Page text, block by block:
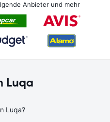
Anbieter und mehr
Luqa
Luqa?